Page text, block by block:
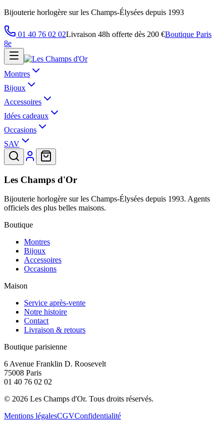
Bijouterie horlogère sur les Champs-Élysées depuis 1993
01 40 76 02 02Livraison 48h offerte dès 200 €Boutique Paris
8e
Montres
Bijoux
Accessoires
Idées cadeaux
Occasions
SAV
Les Champs d'Or
Bijouterie horlogère sur les Champs-Élysées depuis 1993. Agents
officiels des plus belles maisons.
Boutique
Montres
Bijoux
Accessoires
Occasions
Maison
Service après-vente
Notre histoire
Contact
Livraison & retours
Boutique parisienne
6 Avenue Franklin D. Roosevelt
75008 Paris
01 40 76 02 02
© 2026 Les Champs d'Or. Tous droits réservés.
Mentions légalesCGVConfidentialité